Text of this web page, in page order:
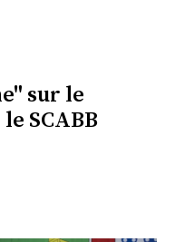
sur le
SCABB